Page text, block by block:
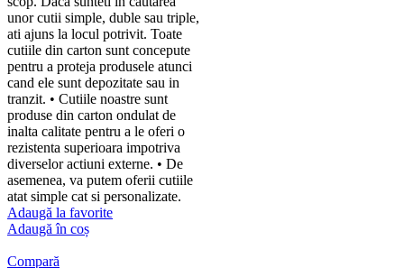
unor cutii simple, duble sau triple,
ati ajuns la locul potrivit. Toate
cutiile din carton sunt concepute
pentru a proteja produsele atunci
cand ele sunt depozitate sau in
tranzit. • Cutiile noastre sunt
produse din carton ondulat de
inalta calitate pentru a le oferi o
rezistenta superioara impotriva
diverselor actiuni externe. • De
asemenea, va putem oferii cutiile
atat simple cat si personalizate.
Adaugă la favorite
Adaugă în coș
Compară